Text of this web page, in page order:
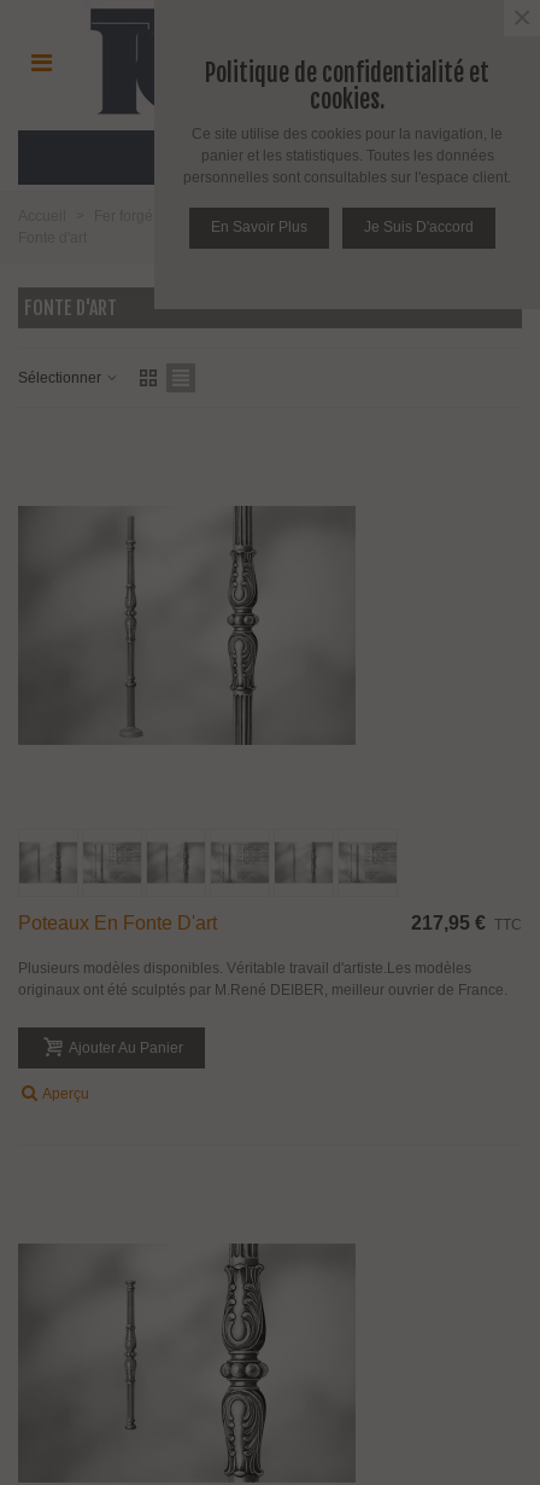
MENU
FONTE D'ART
Sélectionner
Poteaux En Fonte D'art 217,95 € TTC
Plusieurs modèles disponibles. Véritable travail d'artiste.Les modèles
originaux ont été sculptés par M.René DEIBER, meilleur ouvrier de France.
Ajouter Au Panier
Aperçu
Politique de confidentialité et
cookies.
Ce site utilise des cookies pour la navigation, le
panier et les statistiques. Toutes les données
personnelles sont consultables sur l'espace client.
En Savoir Plus Je Suis D'accord